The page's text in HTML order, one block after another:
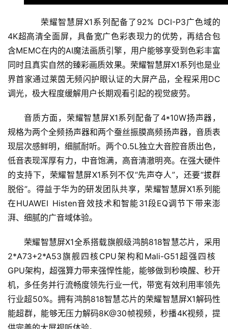
荣耀智慧屏X1系列配备了92% DCI-P3广色域的
4K超高清全面屏，具备宽广色彩表现力的优势，再结合包
含MEMC在内的AI魔法画质引擎，用户能够享受到色彩丰富
同时且真实自然的臻彩画质效果。荣耀智慧屏X1系列也是业
界首家通过莱茵无频闪护眼认证的大屏产品，全程采用DC
调光，极大程度缓解用户长期观看引起的视觉疲劳。
音质方面，荣耀智慧屏X1系列配备了4*10W扬声器，
规格为两个全频扬声器和两个蚕丝振膜高频扬声器，音质表
现层次感鲜明，细腻耐听。两个0.5L独立大音腔音质出色，
低音表现浑厚有力，中音饱满，高音清澈明亮。在强大硬件
的支持下，荣耀智慧屏X1系列不仅“先声夺人”，还要“拔群
脱俗”。得益于华为的研发团队共享，荣耀智慧屏X1系列能
在HUAWEI Histen音效技术和智能31段EQ调节下带来澎
湃、细腻的广音域体验。
荣耀智慧屏X1全系搭载旗舰级鸿鹄818智慧芯片，采用
2*A73+2*A53旗舰四核CPU架构和Mali-G51超强四核
GPU架构，超强算力带来强悍性能，能够做到秒唤醒、秒开
机，多任务并行流畅度领先行业一代，带宽有效利用率领先
行业超50%。拥有鸿鹄818智慧芯片的荣耀智慧屏X1解码性
能超群，能够无压力解码8K@30帧视频，秒播4K视频，提